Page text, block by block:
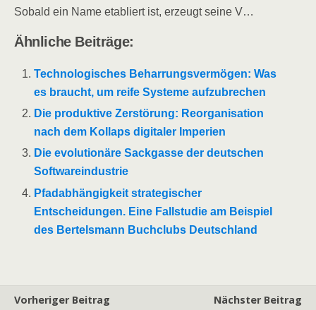
Sobald ein Name etabliert ist, erzeugt seine V…
Ähnliche Beiträge:
Technologisches Beharrungsvermögen: Was
es braucht, um reife Systeme aufzubrechen
Die produktive Zerstörung: Reorganisation
nach dem Kollaps digitaler Imperien
Die evolutionäre Sackgasse der deutschen
Softwareindustrie
Pfadabhängigkeit strategischer
Entscheidungen. Eine Fallstudie am Beispiel
des Bertelsmann Buchclubs Deutschland
Vorheriger Beitrag Nächster Beitrag